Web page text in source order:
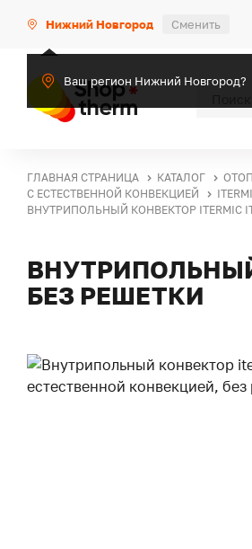
Нижний Новгород Сменить
Ваш регион Нижний Новгород?
ГЛАВНАЯ СТРАНИЦА КАТАЛОГ
С ЕСТЕСТВЕННОЙ КОНВЕКЦИЕЙ
ВНУТРИПОЛЬНЫЙ КОНВЕКТОР ITERMIC
ВНУТРИПОЛЬНЫЙ
БЕЗ РЕШЕТКИ